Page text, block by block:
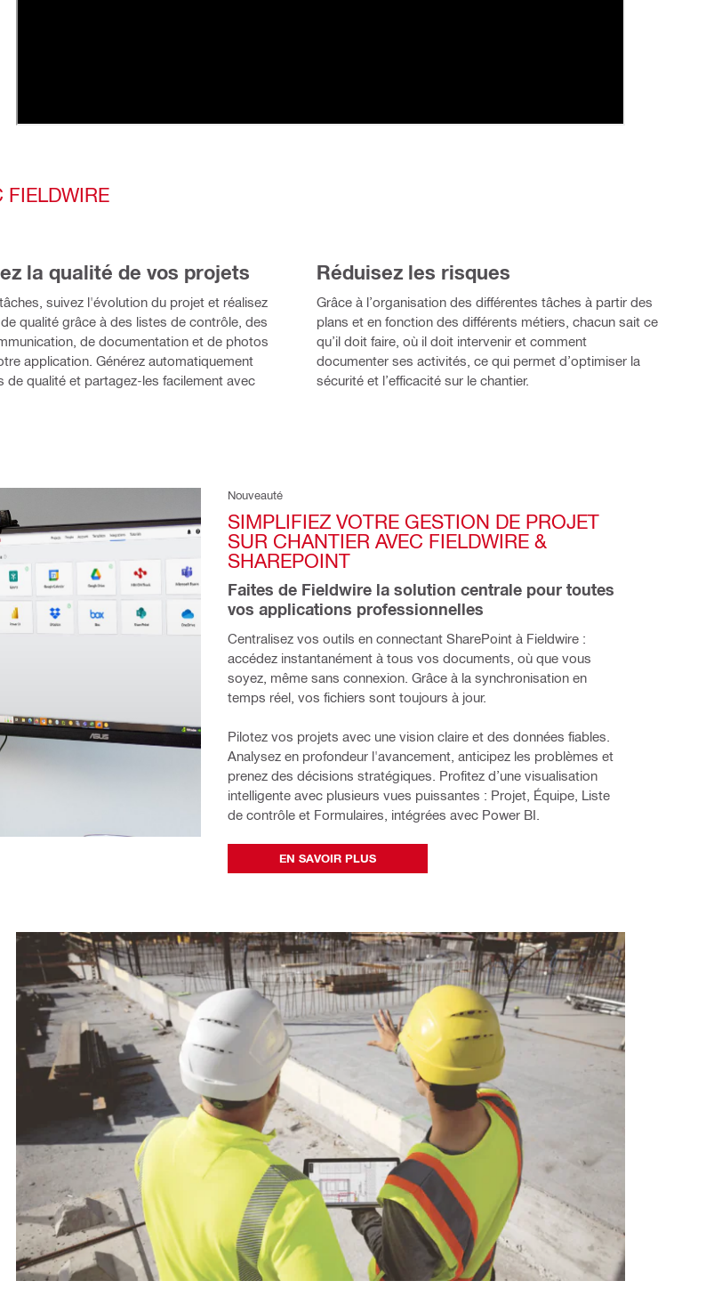
FIELDWIRE
la qualité de vos projets
suivez l'évolution du projet et réalisez
qualité grâce à des listes de contrôle, des
de documentation et de photos
application. Générez automatiquement
de qualité et partagez-les facilement avec
Réduisez les risques
Grâce à l’organisation des différentes tâches à partir des
plans et en fonction des différents métiers, chacun sait ce
qu’il doit faire, où il doit intervenir et comment
documenter ses activités, ce qui permet d’optimiser la
sécurité et l’efficacité sur le chantier.
Nouveauté
SIMPLIFIEZ VOTRE GESTION DE PROJET
SUR CHANTIER AVEC FIELDWIRE &
SHAREPOINT
Faites de Fieldwire la solution centrale pour toutes
vos applications professionnelles
Centralisez vos outils en connectant SharePoint à Fieldwire :
accédez instantanément à tous vos documents, où que vous
soyez, même sans connexion. Grâce à la synchronisation en
temps réel, vos fichiers sont toujours à jour.
Pilotez vos projets avec une vision claire et des données fiables.
Analysez en profondeur l'avancement, anticipez les problèmes et
prenez des décisions stratégiques. Profitez d’une visualisation
intelligente avec plusieurs vues puissantes : Projet, Équipe, Liste
de contrôle et Formulaires, intégrées avec Power BI.
EN SAVOIR PLUS